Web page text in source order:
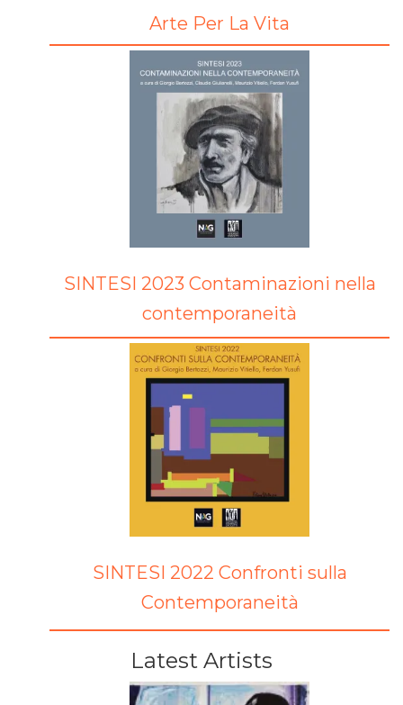
Arte Per La Vita
SINTESI 2023 Contaminazioni nella
contemporaneità
SINTESI 2022 Confronti sulla
Contemporaneità
Latest Artists